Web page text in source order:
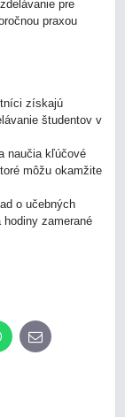
pre
praxou
získajú
študentov v
naučia kľúčové
môžu okamžite
o učebných
zamerané
E-
mail